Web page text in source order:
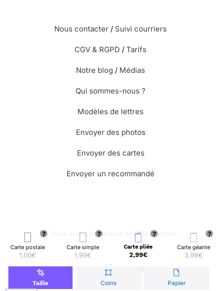
Carte postale
1,00€
Carte simple
1,99€
Carte pliée
2,99€
Carte géante
3,99€
Taille Coins Papier
Nous contacter / Suivi courriers
CGV & RGPD / Tarifs
Notre blog / Médias
Qui sommes-nous ?
Modèles de lettres
Envoyer des photos
Envoyer des cartes
Envoyer un recommandé
🌳 Nous avons planté plus de 13.000 arbres !
© Merci Facteur